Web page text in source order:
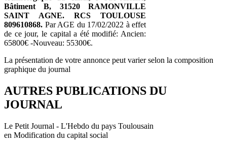
Bâtiment B, 31520 RAMONVILLE
SAINT AGNE. RCS TOULOUSE
809610868. Par AGE du 17/02/2022 à effet
de ce jour, le capital a été modifié: Ancien:
65800€ -Nouveau: 55300€.
La présentation de votre annonce peut varier selon la composition
graphique du journal
AUTRES PUBLICATIONS DU
JOURNAL
Le Petit Journal - L'Hebdo du pays Toulousain
en Modification du capital social